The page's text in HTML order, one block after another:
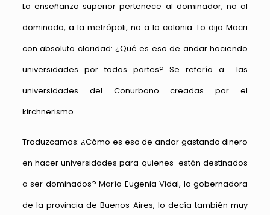
La enseñanza superior pertenece al dominador, no al
dominado, a la metrópoli, no a la colonia. Lo dijo Macri
con absoluta claridad: ¿Qué es eso de andar haciendo
universidades por todas partes? Se refería a las
universidades del Conurbano creadas por el
kirchnerismo.
Traduzcamos: ¿Cómo es eso de andar gastando dinero
en hacer universidades para quienes están destinados
a ser dominados? María Eugenia Vidal, la gobernadora
de la provincia de Buenos Aires, lo decía también muy